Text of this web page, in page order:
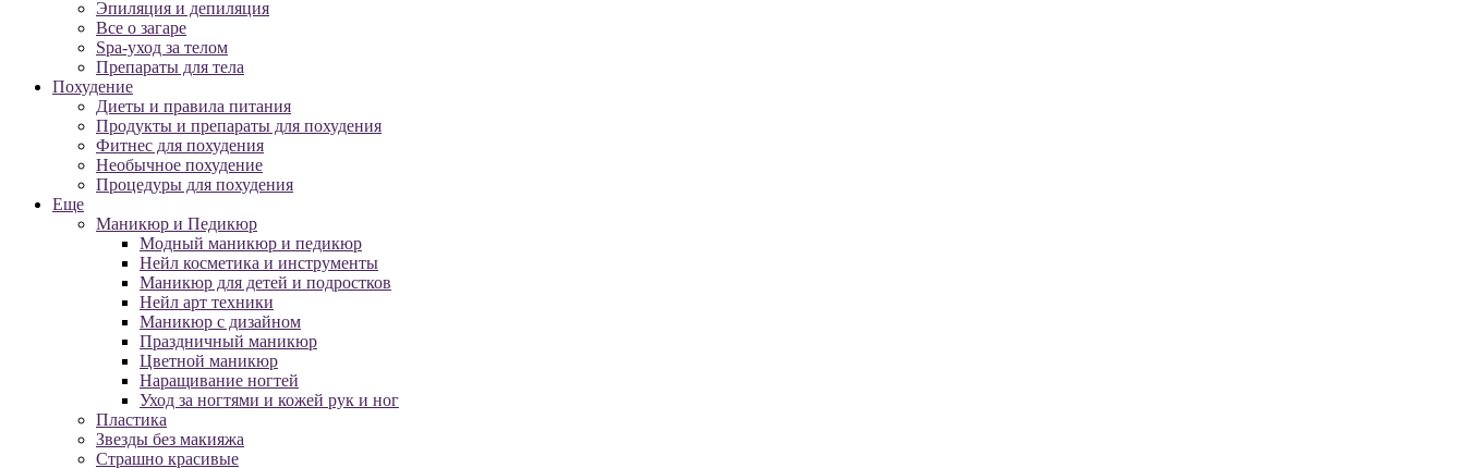
Эпиляция и депиляция
Все о загаре
Spa-уход за телом
Препараты для тела
Похудение
Диеты и правила питания
Продукты и препараты для похудения
Фитнес для похудения
Необычное похудение
Процедуры для похудения
Еще
Маникюр и Педикюр
Модный маникюр и педикюр
Нейл косметика и инструменты
Маникюр для детей и подростков
Нейл арт техники
Маникюр с дизайном
Праздничный маникюр
Цветной маникюр
Наращивание ногтей
Уход за ногтями и кожей рук и ног
Пластика
Звезды без макияжа
Страшно красивые